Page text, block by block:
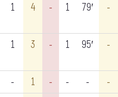
1 4 - 1 79′ -
1 3 - 1 95′ -
- 1 - - -
-